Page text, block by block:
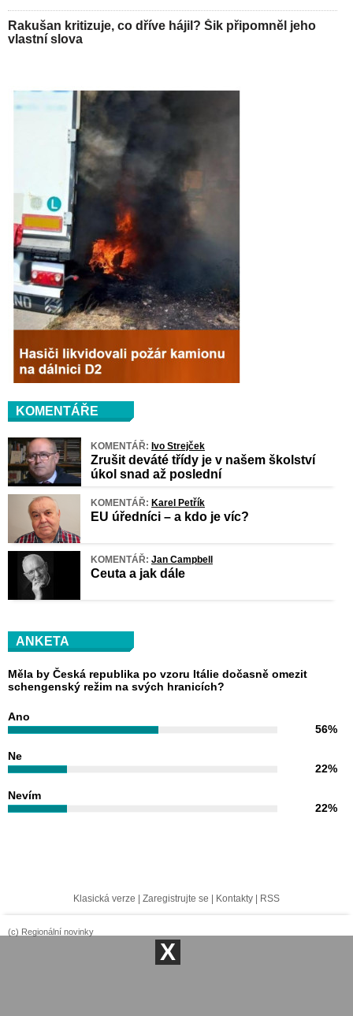
Rakušan kritizuje, co dříve hájil? Šik připomněl jeho
vlastní slova
KOMENTÁŘE
KOMENTÁŘ: Ivo Strejček
Zrušit deváté třídy je v našem školství
úkol snad až poslední
KOMENTÁŘ: Karel Petřík
EU úředníci – a kdo je víc?
KOMENTÁŘ: Jan Campbell
Ceuta a jak dále
ANKETA
Měla by Česká republika po vzoru Itálie dočasně omezit
schengenský režim na svých hranicích?
Ano
56%
Ne
22%
Nevím
22%
Klasická verze Zaregistrujte se Kontakty RSS
(c) Regionální novinky
X